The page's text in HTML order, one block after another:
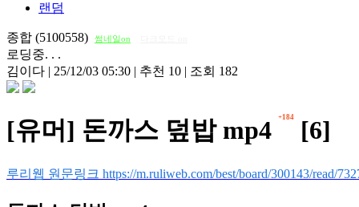
랜덤
종합 (5100558) 썸네일on
로딩중. . .
김이다 | 25/12/03 05:30 | 추천 10 | 조회 182
[유머] 돈까스 덮밥 mp4 +184 [6]
루리웹 원문링크 https://m.ruliweb.com/best/board/300143/read/